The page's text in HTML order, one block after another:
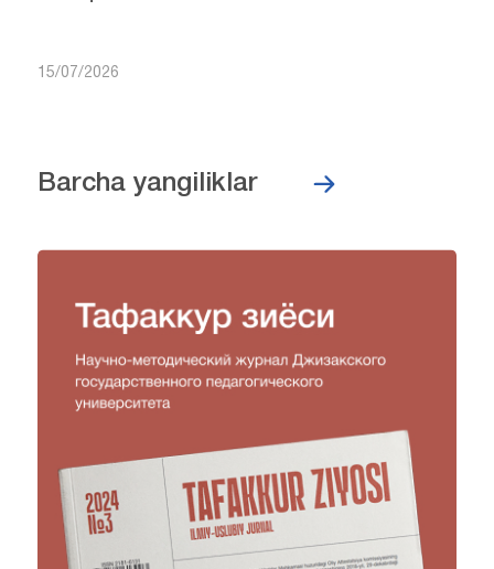
15/07/2026
Barcha yangiliklar